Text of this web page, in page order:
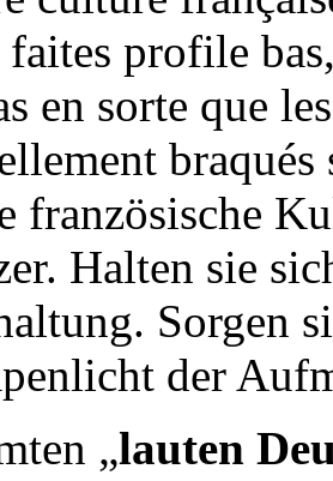
faites profile
en sorte que
braqués
französische
Halten sie
Sorgen
der
„lauten